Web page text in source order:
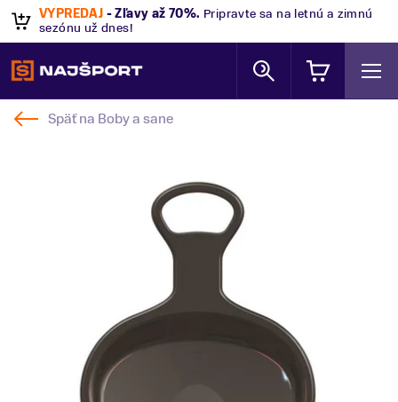
VÝPREDAJ - Zľavy až 70%. Pripravte sa na letnú a zimnú
sezónu už dnes!
Späť na Boby a sane